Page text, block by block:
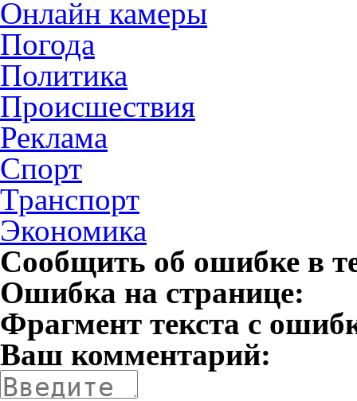
Онлайн камеры
Погода
Политика
Происшествия
Реклама
Спорт
Транспорт
Экономика
Сообщить об ошибке в
Ошибка на странице:
Фрагмент текста с
Ваш комментарий: